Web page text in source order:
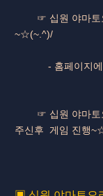
☞ 십원 야마토
~☆(~.^)/
- 홈페이지에
☞ 십원 야마토
주신후 게임 진행